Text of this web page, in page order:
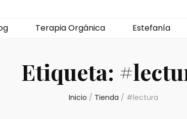
Terapia Orgánica Estefanía
Etiqueta:
Inicio / Tienda / #lectura